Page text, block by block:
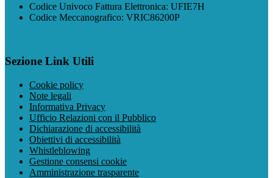
Codice Univoco Fattura Elettronica: UFIE7H
Codice Meccanografico: VRIC86200P
Sezione Link Utili
Cookie policy
Note legali
Informativa Privacy
Ufficio Relazioni con il Pubblico
Dichiarazione di accessibilità
Obiettivi di accessibilità
Whistleblowing
Gestione consensi cookie
Amministrazione trasparente